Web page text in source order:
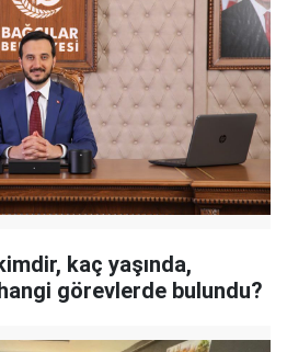
kaç yaşında,
görevlerde bulundu?